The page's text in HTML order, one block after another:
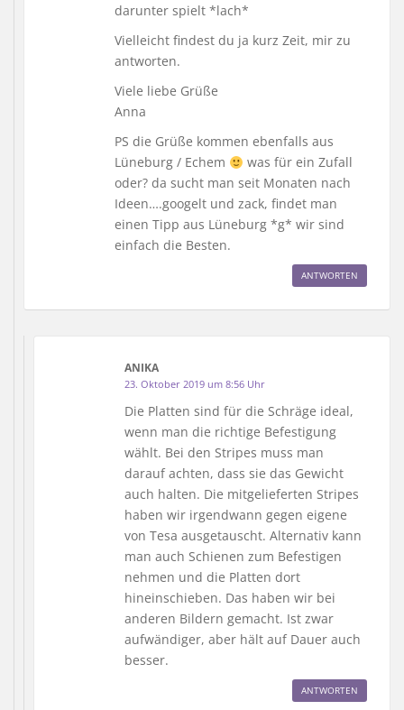
darunter spielt *lach*
Vielleicht findest du ja kurz Zeit, mir zu
antworten.
Viele liebe Grüße
Anna
PS die Grüße kommen ebenfalls aus
Lüneburg / Echem
was für ein Zufall
oder? da sucht man seit Monaten nach
Ideen….googelt und zack, findet man
einen Tipp aus Lüneburg *g* wir sind
einfach die Besten.
ANTWORTEN
ANIKA
23. Oktober 2019 um 8:56 Uhr
Die Platten sind für die Schräge ideal,
wenn man die richtige Befestigung
wählt. Bei den Stripes muss man
darauf achten, dass sie das Gewicht
auch halten. Die mitgelieferten Stripes
haben wir irgendwann gegen eigene
von Tesa ausgetauscht. Alternativ kann
man auch Schienen zum Befestigen
nehmen und die Platten dort
hineinschieben. Das haben wir bei
anderen Bildern gemacht. Ist zwar
aufwändiger, aber hält auf Dauer auch
besser.
ANTWORTEN